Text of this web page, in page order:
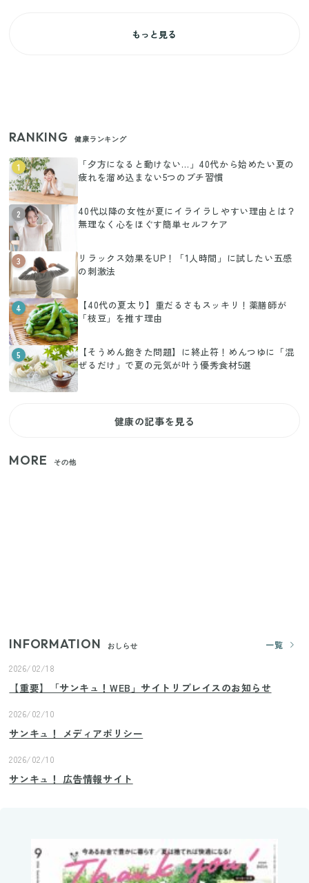
もっと見る
RANKING 健康ランキング
1
「夕方になると動けない…」40代から始めたい夏の
疲れを溜め込まない5つのプチ習慣
2
40代以降の女性が夏にイライラしやすい理由とは？
無理なく心をほぐす簡単セルフケア
3
リラックス効果をUP！「1人時間」に試したい五感
の刺激法
4
【40代の夏太り】重だるさもスッキリ！薬膳師が
「枝豆」を推す理由
5
【そうめん飽きた問題】に終止符！めんつゆに「混
ぜるだけ」で夏の元気が叶う優秀食材5選
健康の記事を見る
MORE その他
INFORMATION おしらせ
一覧
2026/02/18
【重要】「サンキュ！WEB」サイトリプレイスのお知らせ
2026/02/10
サンキュ！ メディアポリシー
2026/02/10
サンキュ！ 広告情報サイト